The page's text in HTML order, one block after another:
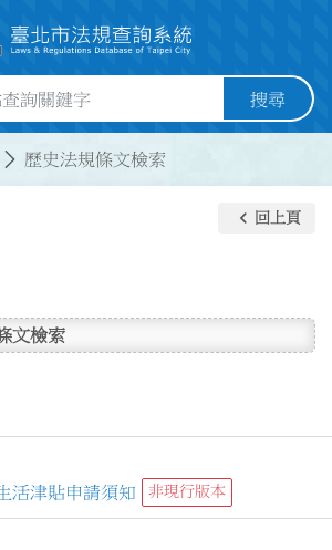
字欄位 搜尋
歷史法規條文檢索
keyboard_arrow_left 回上頁
文檢索
活津貼申請須知
非現行版本